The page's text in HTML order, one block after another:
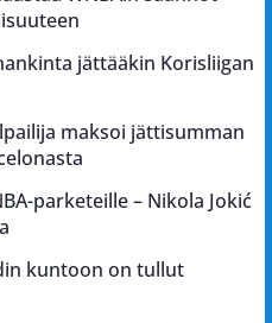
jättääkin Korisliigan
maksoi jättisumman
parketeille – Nikola Jokić
kuntoon on tullut